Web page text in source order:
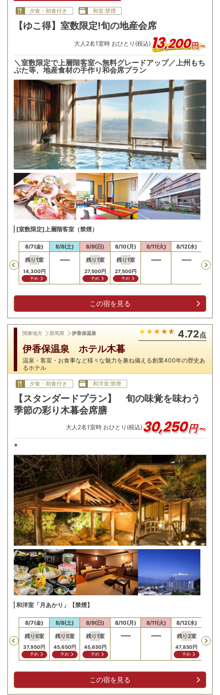
夕食・朝食付き 和室:禁煙
【ゆこ得】室数限定!旬の地産会席
大人 2名1室時 おひとり(税込)13,200円～
＼室数限定で上層階客室へ無料グレードアップ／上州もち
ぶた等、地産食材の手作り和会席プラン
[室数限定]上層階客室（禁煙）
Previous
8/7(金)
残り1室
14,300円
予約
8/8(土)
8/9(日)
残り1室
27,500円
予約
8/10(月)
残り1室
27,500円
予約
8/11(火) 8/12(水)
この宿を見る
関東地方 群馬県 伊香保温泉 4.72点
伊香保温泉 ホテル木暮
温泉・客室・お食事など様々な魅力を兼ね備える創業400年の歴史あ
るホテル
夕食・朝食付き 和洋室:禁煙
【スタンダードプラン】 旬の味覚を味わう
季節の彩り木暮会席膳
大人 2名1室時 おひとり(税込) 30,250円～
*
和洋室「月あかり」【禁煙】
Previous
8/7(金)
残り6室
37,950円
予約
8/8(土)
残り 5室
45,650円
予約
8/9(日)
残り1室
45,650円
予約
8/10(月) 8/11(火)
8/12(水)
残り2室
47,850円
予約
この宿を見る